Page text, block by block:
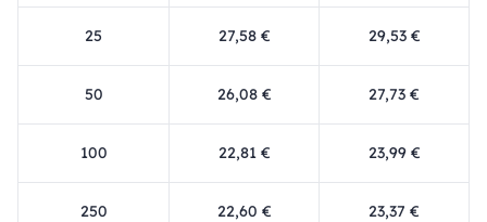
25 27,58 € 29,53 €
50 26,08 € 27,73 €
100 22,81 € 23,99 €
250 22,60 € 23,37 €